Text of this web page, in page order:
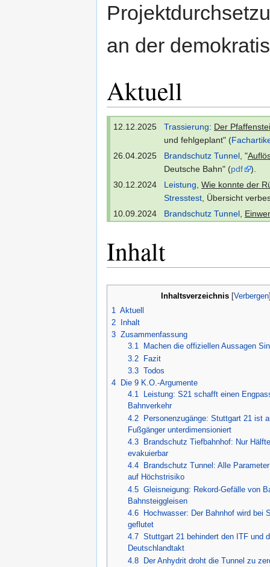
an der
Aktuell
12.12.2025 Trassierung: Der
und fehlgeplant" (
26.04.2025
Brandschutz Tunnel , "
Deutsche Bahn" (pdf
).
30.12.2024
Leistung Wie konnte der
Stresstest , Übersicht
10.09.2024
Brandschutz Tunnel
17.06.2024
Rede
,Analyse der PK
Hochwasser,Klimawandel:
30.05.2024
(mp3
).
22.05.2024
24.04.2024
Brandschutz Tunnel
Brandschutz.
19.04.2024
Brandschutz Tunnel,
17.04.2024
Brandschutz Tunnel
entsprechend den
21.11.2023
Brandschutz Tunnel
VGH
(pdf
07.11.2023
Leistung,
vollkommen unfahrbar (
04.04.2023
Brandschutz Tunnel,
gefährlichsten
29.12.2022
Leistung
(pdf
).
Inhalt
Inhaltsverzeichnis [Verbergen
1 Aktuell
2
Inhalt
3 Zusammenfassung
3.1
Machen die offiziellen Aussagen
3.2
Fazit
3.3 Todos
4
Die 9 K.O.-Argumente
4.1
Leistung: S21 schafft einen
Bahnverkehr
4.2
Personenzugänge: Stuttgart 21 ist
Fußgänger unterdimensioniert
4.3
Brandschutz Tiefbahnhof: Nur
evakuierbar
4.4
Brandschutz Tunnel: Alle
auf Höchstrisiko
4.5 Gleisneigung: Rekord-Gefälle von
Bahnsteiggleisen
4.6
Hochwasser: Der Bahnhof wird bei
geflutet
4.7 Stuttgart 21 behindert den ITF und
Deutschlandtakt
4.8
Der Anhydrit droht die Tunnel zu